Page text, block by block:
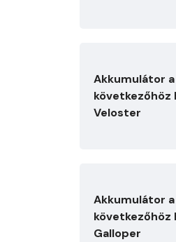
Akkumulátor a
következőhöz
Veloster
Akkumulátor a
következőhöz
Galloper